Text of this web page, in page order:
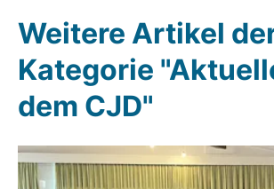
Weitere Artikel
Kategorie
dem CJD"